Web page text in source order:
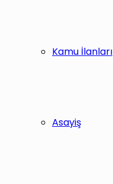
Kamu İlanları
Asayiş